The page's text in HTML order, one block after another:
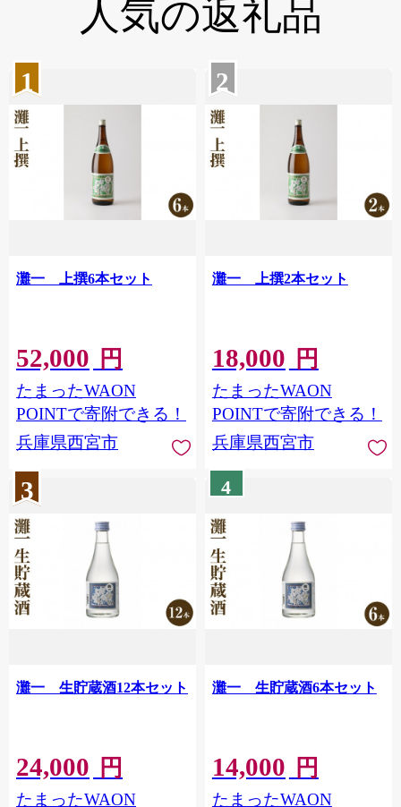
人気の返礼品
1
灘一 上撰6本セット
52,000 円
たまったWAON
POINTで寄附できる！
兵庫県西宮市
2
灘一 上撰2本セット
18,000 円
たまったWAON
POINTで寄附できる！
兵庫県西宮市
3
灘一 生貯蔵酒12本セット
24,000 円
たまったWAON
4
灘一 生貯蔵酒6本セット
14,000 円
たまったWAON